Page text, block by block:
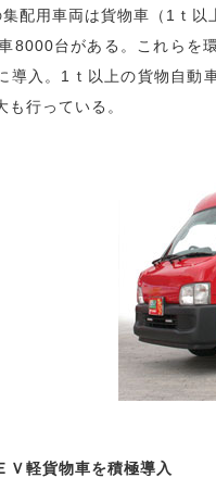
配用車両は貨物車（1ｔ以
8000台がある。これらを
導入。1ｔ以上の貨物自動
も行っている。
Ｖ軽貨物車を積極導入